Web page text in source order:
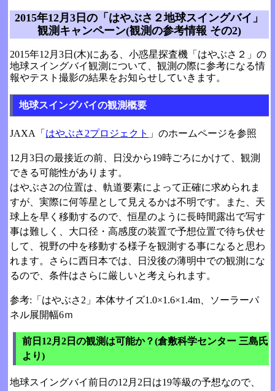
2015年12月3日の「はやぶさ２地球スイングバイ」
観測キャンペーン(観測の参考情報 その2)
2015年12月3日(木)にある、小惑星探査機「はやぶさ２」の
地球スイングバイ観測について、観測の際に参考になる情
報やテスト撮影の結果をお知らせしていきます。
地球スイングバイの観測概要
JAXA「 はやぶさ2プロジェクト 」のホームページを参照
12月3日の最接近の前、日没から19時ごろにかけて、観測
できる可能性があります。
はやぶさ2の位置は、軌道要素によって正確に求められま
すが、実際に何等星として見えるかは不明です。また、天
球上を早く移動するので、恒星のように長時間露出で写す
事は難しく、大口径・高感度の装置で予想位置で待ち伏せ
して、視野の中を移動する様子を観測する事になると思わ
れます。さらに西日本では、日没後の薄明中での観測にな
るので、条件はさらに厳しいと考えられます。
参考:「はやぶさ2」本体サイズ1.0×1.6×1.4m、ソーラーパ
ネル展開幅6ｍ
前日12月2日の観測は可能か？(倉敷科学センター 三島氏
より)
地球スイングバイ前日の12月2日は19等級の予想なので、